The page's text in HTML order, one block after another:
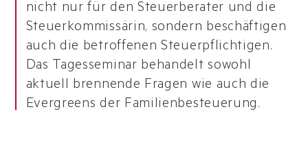
nicht nur für den Steuerberater und die
Steuerkommissärin, sondern beschäftigen
auch die betroffenen Steuerpflichtigen.
Das Tagesseminar behandelt sowohl
aktuell brennende Fragen wie auch die
Evergreens der Familienbesteuerung.